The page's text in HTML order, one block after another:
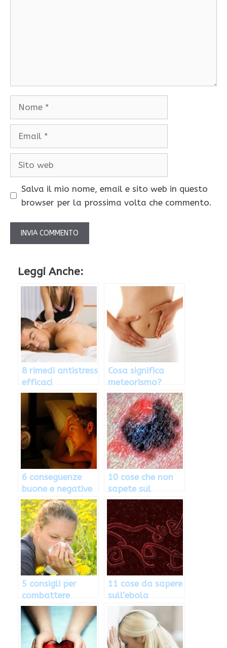
Salva il mio nome, email e sito web in questo
browser per la prossima volta che commento.
Leggi Anche:
8 rimedi antistress
efficaci
Cosa significa
meteorismo?
6 conseguenze
buone e negative
dell’insonnia
10 cose che non
sapete sul
melanoma
5 consigli per
combattere
l’allergia al
polline
11 cose da sapere
sull’ebola